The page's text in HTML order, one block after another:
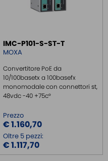
IMC-P101-S-ST-T
MOXA
Convertitore PoE da
10/100basetx a 100basefx
monomodale con connettori st,
48vdc -40 +75c°
Prezzo
€ 1.160,70
Oltre 5 pezzi:
€ 1.117,70